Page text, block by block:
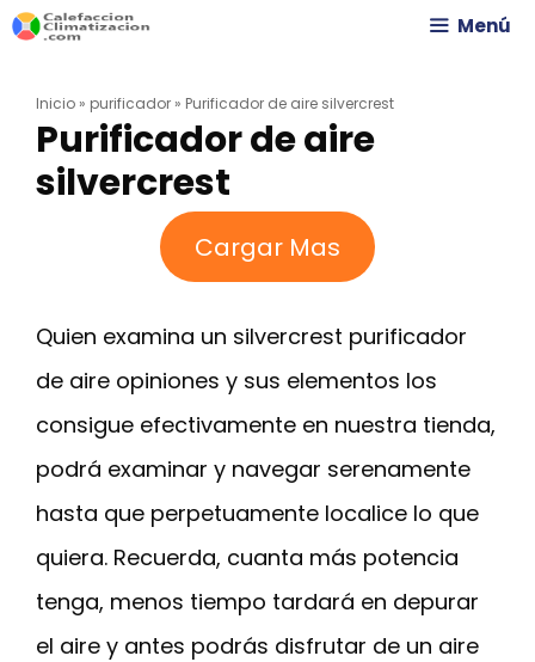
Saltar
contenido
Menú
Inicio » purificador » Purificador de aire silvercrest
Purificador de aire
silvercrest
Cargar Mas
Quien examina un silvercrest purificador
de aire opiniones y sus elementos los
consigue efectivamente en nuestra tienda,
podrá examinar y navegar serenamente
hasta que perpetuamente localice lo que
quiera. Recuerda, cuanta más potencia
tenga, menos tiempo tardará en depurar
el aire y antes podrás disfrutar de un aire